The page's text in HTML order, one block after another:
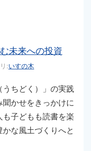
未来への投資
:いすの木
ちどく）」の実践
かせをきっかけに
子どもも読書を楽
な風土づくりへと